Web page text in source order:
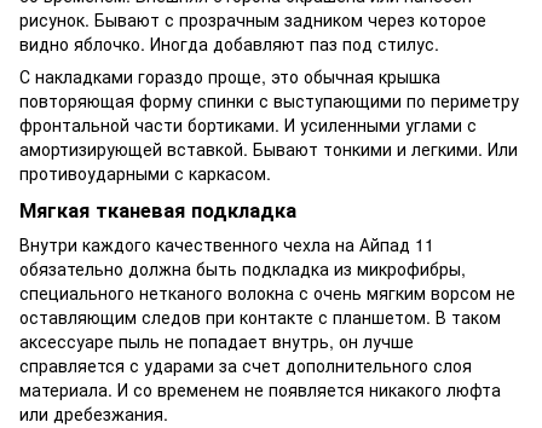
рисунок. Бывают с прозрачным задником через которое
видно яблочко. Иногда добавляют паз под стилус.
С накладками гораздо проще, это обычная крышка
повторяющая форму спинки с выступающими по периметру
фронтальной части бортиками. И усиленными углами с
амортизирующей вставкой. Бывают тонкими и легкими. Или
противоударными с каркасом.
Мягкая тканевая подкладка
Внутри каждого качественного чехла на Айпад 11
обязательно должна быть подкладка из микрофибры,
специального нетканого волокна с очень мягким ворсом не
оставляющим следов при контакте с планшетом. В таком
аксессуаре пыль не попадает внутрь, он лучше
справляется с ударами за счет дополнительного слоя
материала. И со временем не появляется никакого люфта
или дребезжания.